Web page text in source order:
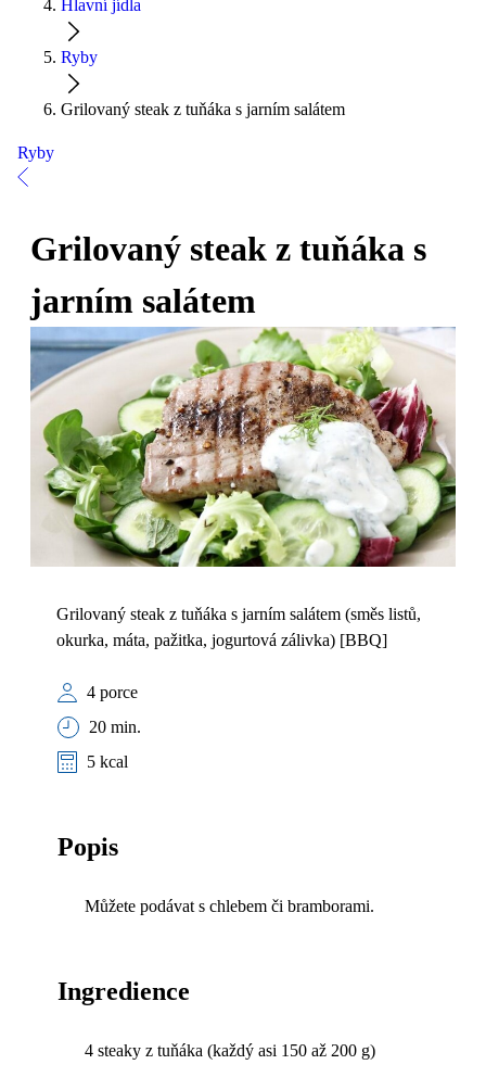
Hlavní jídla
Ryby
Grilovaný steak z tuňáka s jarním salátem
Ryby
Grilovaný steak z tuňáka s
jarním salátem
Grilovaný steak z tuňáka s jarním salátem (směs listů,
okurka, máta, pažitka, jogurtová zálivka) [BBQ]
4 porce
20 min.
5 kcal
Popis
Můžete podávat s chlebem či bramborami.
Ingredience
4 steaky z tuňáka (každý asi 150 až 200 g)